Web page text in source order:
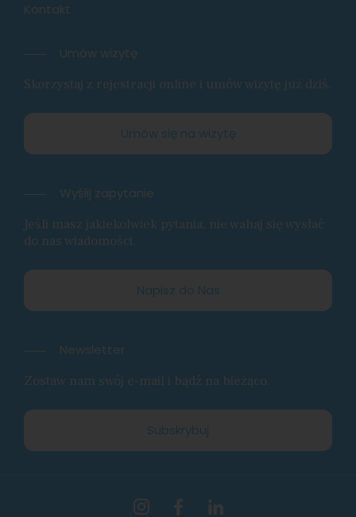
Kontakt
Umów wizytę
Skorzystaj z rejestracji online i umów wizytę już dziś.
Umów się na wizytę
Wyślij zapytanie
Jeśli masz jakiekolwiek pytania, nie wahaj się wysłać
do nas wiadomości.
Napisz do Nas
Newsletter
Zostaw nam swój e-mail i bądź na bieżąco.
Subskrybuj